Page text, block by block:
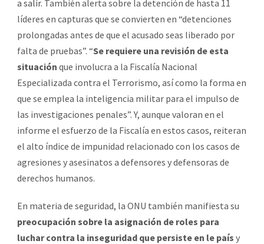
a salir. También alerta sobre la detención de hasta 11
líderes en capturas que se convierten en “detenciones
prolongadas antes de que el acusado seas liberado por
falta de pruebas”. “Se requiere una revisión de esta
situación que involucra a la Fiscalía Nacional
Especializada contra el Terrorismo, así como la forma en
que se emplea la inteligencia militar para el impulso de
las investigaciones penales”. Y, aunque valoran en el
informe el esfuerzo de la Fiscalía en estos casos, reiteran
el alto índice de impunidad relacionado con los casos de
agresiones y asesinatos a defensores y defensoras de
derechos humanos.
En materia de seguridad, la ONU también manifiesta su
preocupación sobre la asignación de roles para
luchar contra la inseguridad que persiste en le país y